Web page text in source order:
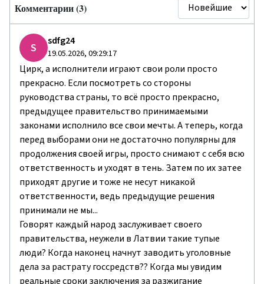
Комментарии (3)
S sdfg24
19.05.2026, 09:29:17
Цирк, а исполнители играют свои роли просто
прекрасно. Если посмотреть со стороны
руководства страны, то всё просто прекрасно,
предыдущее правительство принимаемыми
законами исполнило все свои мечты. А теперь, когда
перед выборами они не достаточно популярны для
продолжения своей игры, просто снимают с себя всю
ответственность и уходят в тень. Затем по их затее
приходят другие и тоже не несут никакой
ответственности, ведь предыдущие решения
принимали не мы...
Говорят каждый народ заслуживает своего
правительства, неужели в Латвии такие тупые
люди? Когда наконец начнут заводить уголовные
дела за растрату госсредств?? Когда мы увидим
реальные сроки заключения за разжигание